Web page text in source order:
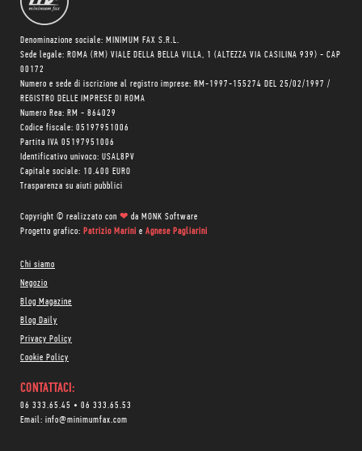
Denominazione sociale: MINIMUM FAX S.R.L.
Sede legale: ROMA (RM) VIALE DELLA BELLA VILLA, 1 (ALTEZZA VIA CASILINA 939) - CAP
00172
Numero e sede di iscrizione al registro imprese: RM-1997-155274 DEL 25/02/1997 /
REGISTRO DELLE IMPRESE DI ROMA
Numero Rea: RM - 864029
Codice fiscale: 05197951006
Partita IVA 05197951006
Identificativo univoco: USAL8PV
Capitale sociale: 10.400 EURO
Trasparenza su aiuti pubblici
Copyright © realizzato con ❤ da MONK Software
Progetto grafico: Patrizio Marini e Agnese Pagliarini
Chi siamo
Negozio
Blog Magazine
Blog Daily
Privacy Policy
Cookie Policy
CONTATTACI:
06 333.65.45 • 06 333.65.53
Email: info@minimumfax.com